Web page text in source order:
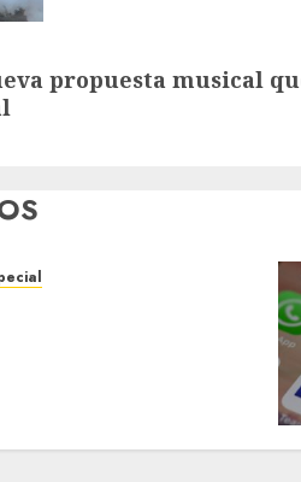
propuesta musical
4 DE AGOSTO DE 2026 0